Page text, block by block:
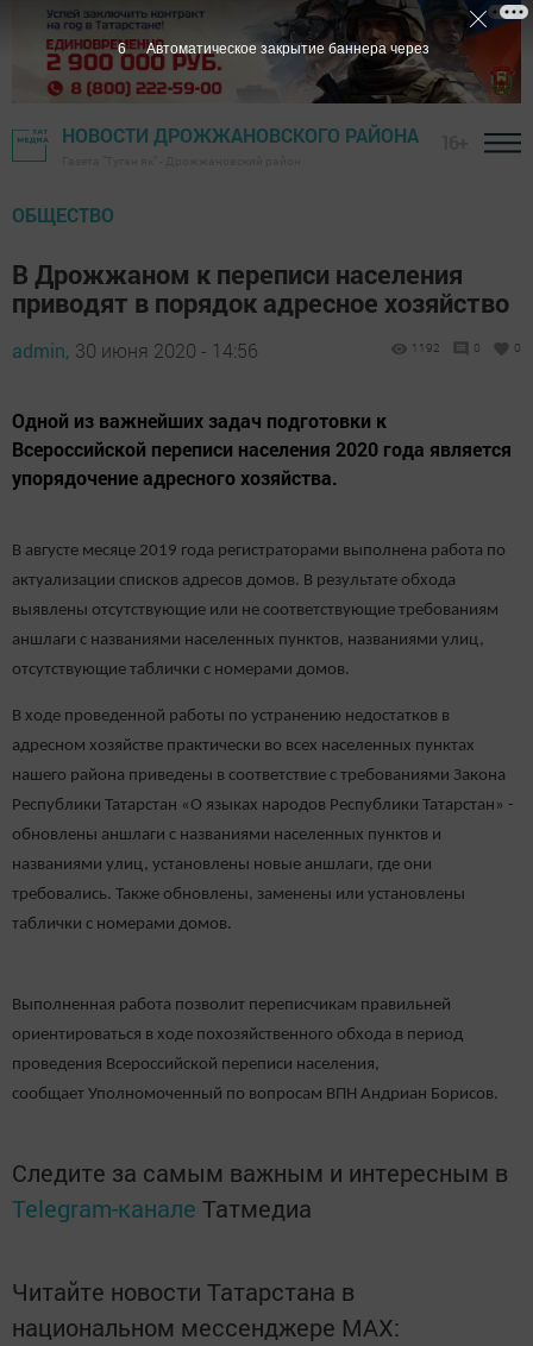
НОВОСТИ ДРОЖЖАНОВСКОГО РАЙОНА
ОБЩЕСТВО
В Дрожжаном к переписи населения
приводят в порядок адресное хозяйство
admin, 30 июня 2020 - 14:56 1192 0 0
Одной из важнейших задач подготовки к
Всероссийской переписи населения 2020 года является
упорядочение адресного хозяйства.
В августе месяце 2019 года регистраторами выполнена работа по
актуализации списков адресов домов. В результате обхода
выявлены отсутствующие или не соответствующие требованиям
аншлаги с названиями населенных пунктов, названиями улиц,
отсутствующие таблички с номерами домов.
В ходе проведенной работы по устранению недостатков в
адресном хозяйстве практически во всех населенных пунктах
нашего района приведены в соответствие с требованиями Закона
Республики Татарстан «О языках народов Республики Татарстан» -
обновлены аншлаги с названиями населенных пунктов и
названиями улиц, установлены новые аншлаги, где они
требовались. Также обновлены, заменены или установлены
таблички с номерами домов.
Выполненная работа позволит переписчикам правильней
ориентироваться в ходе похозяйственного обхода в период
проведения Всероссийской переписи населения,
сообщает Уполномоченный по вопросам ВПН Андриан Борисов.
Следите за самым важным и интересным в
Telegram-канале Татмедиа
Читайте новости Татарстана в
национальном мессенджере MАХ:
5 Автоматическое закрытие баннера через